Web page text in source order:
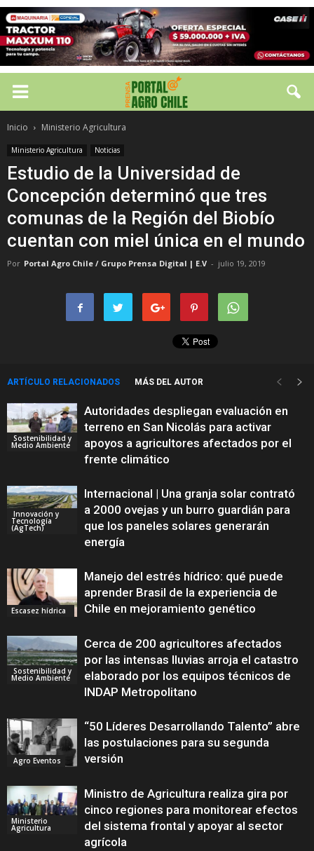
Inicio Ministerio Agricultura
Ministerio Agricultura Noticias
Estudio de la Universidad de
Concepción determinó que tres
comunas de la Región del Biobío
cuentan con miel única en el mundo
Por Portal Agro Chile / Grupo Prensa Digital | E.V - julio 19, 2019
ARTÍCULO RELACIONADOS MÁS DEL AUTOR
Sostenibilidad y
Medio Ambiente
Autoridades despliegan evaluación en
terreno en San Nicolás para activar
apoyos a agricultores afectados por el
frente climático
Innovación y
Tecnología
(AgTech)
Internacional | Una granja solar contrató
a 2000 ovejas y un burro guardián para
que los paneles solares generarán
energía
Escasez hídrica
Manejo del estrés hídrico: qué puede
aprender Brasil de la experiencia de
Chile en mejoramiento genético
Sostenibilidad y
Medio Ambiente
Cerca de 200 agricultores afectados
por las intensas lluvias arroja el catastro
elaborado por los equipos técnicos de
INDAP Metropolitano
Agro Eventos
“50 Líderes Desarrollando Talento” abre
las postulaciones para su segunda
versión
Ministerio
Agricultura
Ministro de Agricultura realiza gira por
cinco regiones para monitorear efectos
del sistema frontal y apoyar al sector
agrícola